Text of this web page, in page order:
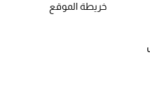
خريطة الموقع